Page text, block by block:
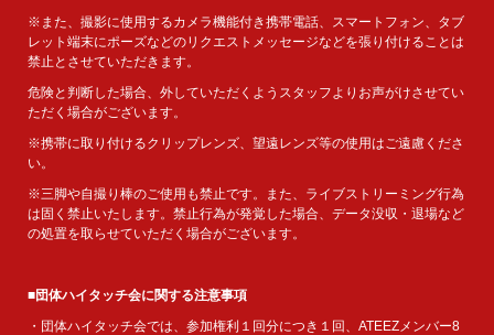
※また、撮影に使用するカメラ機能付き携帯電話、スマートフォン、タブ
レット端末にポーズなどのリクエストメッセージなどを張り付けることは
禁止とさせていただきます。
危険と判断した場合、外していただくようスタッフよりお声がけさせてい
ただく場合がございます。
※携帯に取り付けるクリップレンズ、望遠レンズ等の使用はご遠慮くださ
い。
※三脚や自撮り棒のご使用も禁止です。また、ライブストリーミング行為
は固く禁止いたします。禁止行為が発覚した場合、データ没収・退場など
の処置を取らせていただく場合がございます。
■団体ハイタッチ会に関する注意事項
・団体ハイタッチ会では、参加権利１回分につき１回、ATEEZメンバー8